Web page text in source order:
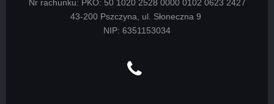
Nr rachunku: PKO: 50 1020 2528 0000 0102 0623 2427
43-200 Pszczyna, ul. Słoneczna 9
NIP: 6351153034